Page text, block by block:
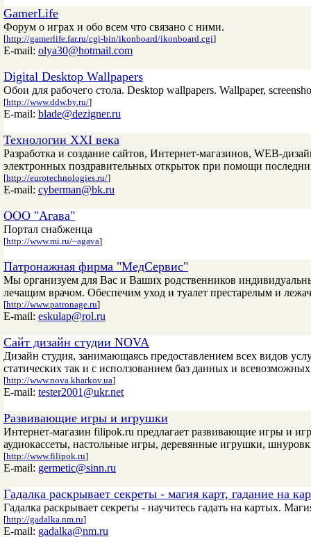
GamerLife
Форум о играх и обо всем что связано с ними.
[http://gamerlife.far.ru/cgi-bin/ikonboard/ikonboard.cgi]
E-mail: olya30@hotmail.com
Digital Desktop Wallpapers
Обои для рабочего стола. Desktop wallpapers. Wallpaper,
[http://www.ddw.by.ru/]
E-mail: blade@dezigner.ru
Технологии XXI века
Разработка и создание сайтов, Интернет-магазинов, WEB-
электронных поздравительных открыток при помощи
[http://eurotechnologies.ru/]
E-mail: cyberman@bk.ru
ООО "Агава"
Портал снабженца
[http://www.mi.ru/~agava]
Патронажная фирма "МедСервис"
Мы организуем для Вас и Ваших родственников
лечащим врачом. Обеспечим уход и туалет престарелым и
[http://www.patronage.ru]
E-mail: eskulap@rol.ru
Сайт дизайн студии NOVA
Дизайн студия, занимающаясь предоставлением всех видов
статических так и с исползованием баз данных и
[http://www.nova.kharkov.ua]
E-mail: tester2001@ukr.net
Развивающие игры и игрушки
Интернет-магазин filipok.ru предлагает развивающие игры и
аудиокассеты, настольные игры, деревянные игрушки,
[http://www.filipok.ru]
E-mail: germetic@sinn.ru
Гадалка раскрывает секреты - магия карт, гадание на
Гадалка раскрывает секреты - научитесь гадать на картых.
[http://gadalka.nm.ru]
E-mail: gadalka@nm.ru